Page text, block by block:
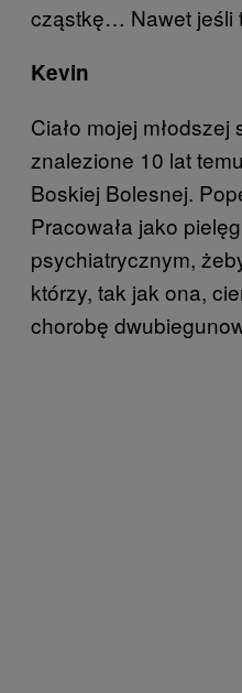
cząstkę… Nawet jeśli
Kevin
Ciało mojej młodszej
znalezione 10 lat
Boskiej Bolesnej.
Pracowała jako
psychiatrycznym,
którzy, tak jak ona,
chorobę